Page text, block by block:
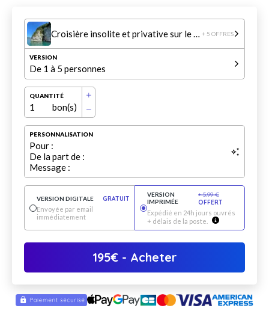
Croisière insolite et privative sur le lac d'Annecy - 1h + 5 OFFRES
VERSION
De 1 à 5 personnes
QUANTITÉ
1 bon(s)
PERSONNALISATION
Pour :
De la part de :
Message :
VERSION DIGITALE
GRATUIT
Envoyée par email
immédiatement
VERSION
IMPRIMÉE
+5.99 €
OFFERT
Expédié en 24h jours ouvrés
+ délais de la poste.
195€- Acheter